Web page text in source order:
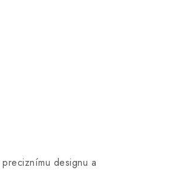
designu a